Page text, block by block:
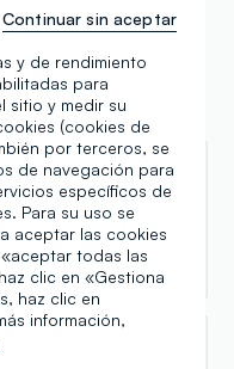
è molto cortese
y de rendimiento
para
sitio y medir su
(cookies de
por terceros, se
de navegación para
específicos de
Para su uso se
aceptar las cookies
todas las
clic en «Gestiona
haz clic en
información,
Continuar sin aceptar